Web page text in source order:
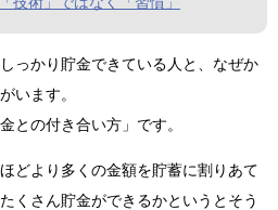
っかり貯金できている人と、なぜか
います。
との付き合い方」です。
どより多くの金額を貯蓄に割りあて
くさん貯金ができるかというとそう